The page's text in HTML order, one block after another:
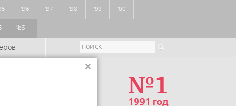
№6
'96 '97 '98 '99 '00
№1
1991 год
×